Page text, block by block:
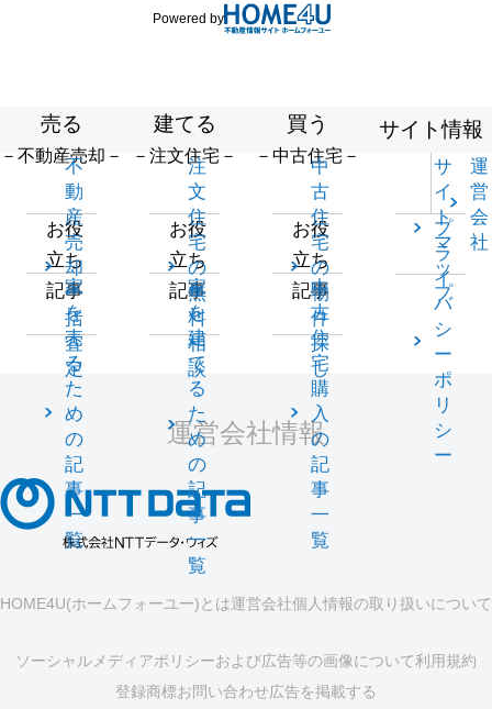
Powered by
売る
－不動産売却－
不
動
産
売
却
一
括
査
定
お役
立ち
記事
家
を
売
る
た
め
の
記
事
一
覧
建てる
－注文住宅－
注
文
住
宅
の
無
料
相
談
お役
立ち
記事
家
を
建
て
る
た
め
の
記
事
一
覧
買う
－中古住宅－
中
古
住
宅
の
物
件
探
し
お役
立ち
記事
中
古
住
宅
購
入
の
記
事
一
覧
サイト情報
サ
イ
ト
マ
ッ
プ
運
営
会
社
プ
ラ
イ
バ
シ
ー
ポ
リ
シ
ー
運営会社情報
HOME4U(ホームフォーユー)とは運営会社個人情報の取り扱いについて
ソーシャルメディアポリシーおよび広告等の画像について利用規約
登録商標お問い合わせ広告を掲載する